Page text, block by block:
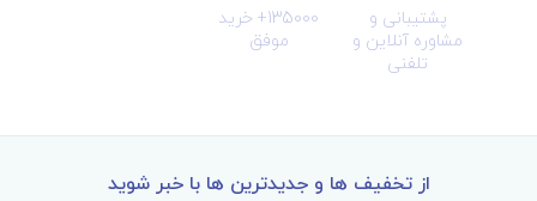
پشتیبانی و
مشاوره آنلاین و
تلفنی
135000+ خرید
موفق
از تخفیف ها و جدیدترین ها با خبر شوید